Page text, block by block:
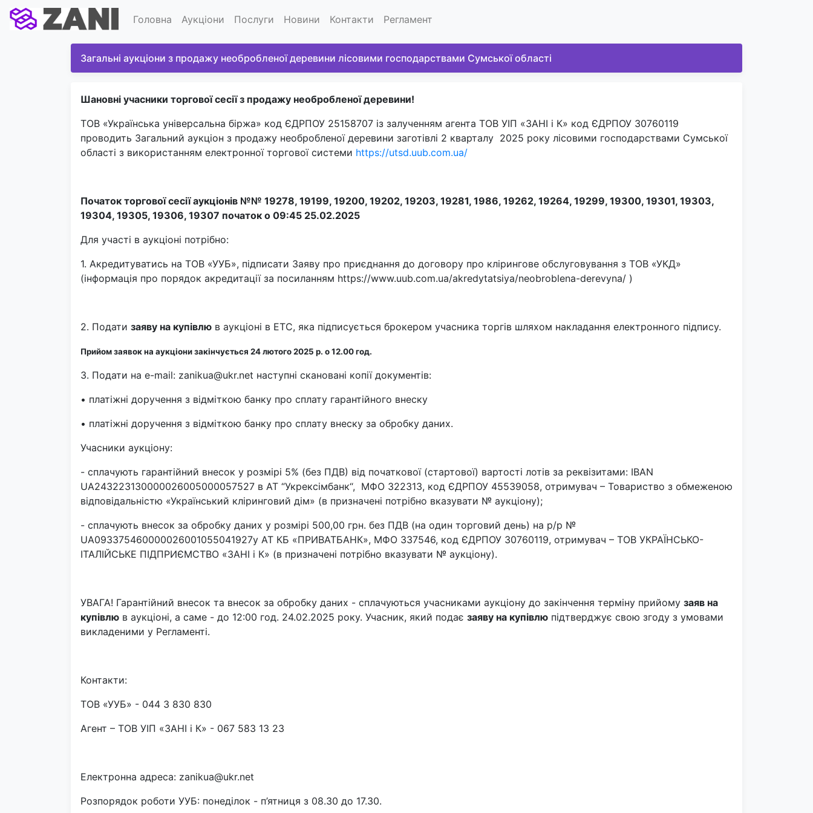
Головна Аукціони Послуги Новини Контакти Регламент
Загальні аукціони з продажу необробленої деревини лісовими господарствами Сумської області
Шановні учасники торгової сесії з продажу необробленої деревини!
ТОВ «Українська універсальна біржа» код ЄДРПОУ 25158707 із залученням агента ТОВ УІП «ЗАНІ і К» код ЄДРПОУ 30760119
проводить Загальний аукціон з продажу необробленої деревини заготівлі 2 кварталу 2025 року лісовими господарствами Сумської
області з використанням електронної торгової системи https://utsd.uub.com.ua/
Початок торгової сесії аукціонів №№ 19278, 19199, 19200, 19202, 19203, 19281, 1986, 19262, 19264, 19299, 19300, 19301, 19303,
19304, 19305, 19306, 19307 початок о 09:45 25.02.2025
Для участі в аукціоні потрібно:
1. Акредитуватись на ТОВ «УУБ», підписати Заяву про приєднання до договору про клірингове обслуговування з ТОВ «УКД»
(інформація про порядок акредитації за посиланням https://www.uub.com.ua/akredytatsiya/neobroblena-derevyna/ )
2. Подати заяву на купівлю в аукціоні в ЕТС, яка підписується брокером учасника торгів шляхом накладання електронного підпису.
Прийом заявок на аукціони закінчується 24 лютого2025 р. о 12.00 год.
3. Подати на e-mail: zanikua@ukr.net наступні скановані копії документів:
• платіжні доручення з відміткою банку про сплату гарантійного внеску
• платіжні доручення з відміткою банку про сплату внеску за обробку даних.
Учасники аукціону:
- сплачують гарантійний внесок у розмірі 5% (без ПДВ) від початкової (стартової) вартості лотів за реквізитами: IBAN
UA243223130000026005000057527 в АТ “Укрексімбанк“, МФО 322313, код ЄДРПОУ 45539058, отримувач – Товариство з обмеженою
відповідальністю «Український кліринговий дім» (в призначені потрібно вказувати № аукціону);
- сплачують внесок за обробку даних у розмірі 500,00 грн. без ПДВ (на один торговий день) на р/р №
UA093375460000026001055041927у АТ КБ «ПРИВАТБАНК», МФО 337546, код ЄДРПОУ 30760119, отримувач – ТОВ УКРАЇНСЬКО-
ІТАЛІЙСЬКЕ ПІДПРИЄМСТВО «ЗАНІ і К» (в призначені потрібно вказувати № аукціону).
УВАГА! Гарантійний внесок та внесок за обробку даних - сплачуються учасниками аукціону до закінчення терміну прийому заяв на
купівлю в аукціоні, а саме - до 12:00 год. 24.02.2025 року. Учасник, який подає заяву на купівлю підтверджує свою згоду з умовами
викладеними у Регламенті.
Контакти:
ТОВ «УУБ» - 044 3 830 830
Агент – ТОВ УІП «ЗАНІ і К» - 067 583 13 23
Електронна адреса: zanikua@ukr.net
Розпорядок роботи УУБ: понеділок - п’ятниця з 08.30 до 17.30.